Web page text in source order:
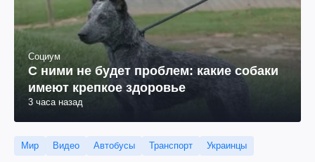
Социум
С ними не будет проблем: какие собаки
имеют крепкое здоровье
3 часа назад
Мир Видео Автобусы Транспорт Украинцы